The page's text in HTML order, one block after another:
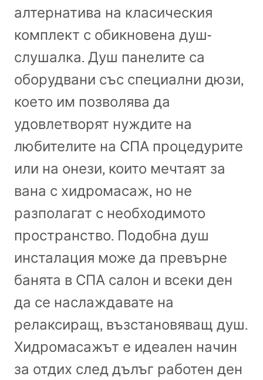
алтернатива на класическия
комплект с обикновена душ-
слушалка. Душ панелите са
оборудвани със специални дюзи,
което им позволява да
удовлетворят нуждите на
любителите на СПА процедурите
или на онези, които мечтаят за
вана с хидромасаж, но не
разполагат с необходимото
пространство. Подобна душ
инсталация може да превърне
банята в СПА салон и всеки ден
да се наслаждавате на
релаксиращ, възстановяващ душ.
Хидромасажът е идеален начин
за отдих след дълъг работен ден